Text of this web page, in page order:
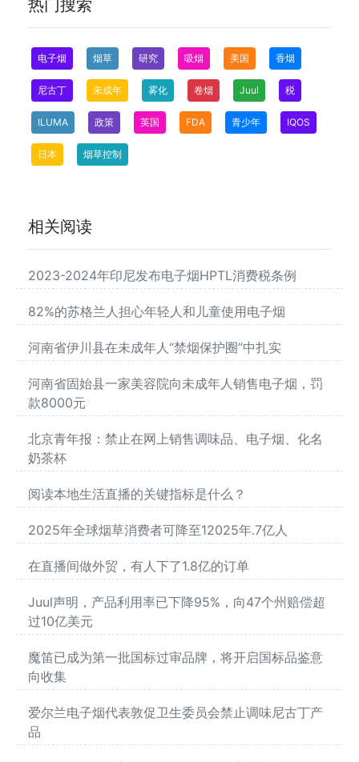
热门搜索
电子烟 烟草 研究 吸烟 美国 香烟
尼古丁 未成年 雾化 卷烟 Juul 税
ILUMA 政策 英国 FDA 青少年 IQOS
日本 烟草控制
相关阅读
2023-2024年印尼发布电子烟HPTL消费税条例
82%的苏格兰人担心年轻人和儿童使用电子烟
河南省伊川县在未成年人“禁烟保护圈”中扎实
河南省固始县一家美容院向未成年人销售电子烟，罚
款8000元
北京青年报：禁止在网上销售调味品、电子烟、化名
奶茶杯
阅读本地生活直播的关键指标是什么？
2025年全球烟草消费者可降至12025年.7亿人
在直播间做外贸，有人下了1.8亿的订单
Juul声明，产品利用率已下降95%，向47个州赔偿超
过10亿美元
魔笛已成为第一批国标过审品牌，将开启国标品鉴意
向收集
爱尔兰电子烟代表敦促卫生委员会禁止调味尼古丁产
品